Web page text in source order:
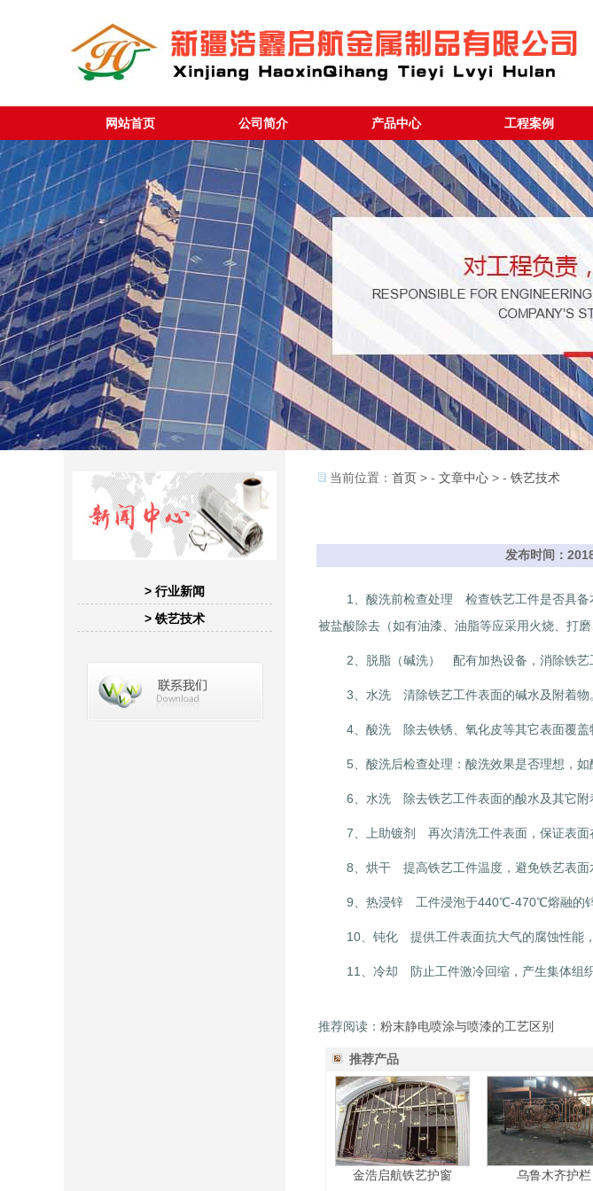
网站首页 公司简介 产品中心 工程案例
> 行业新闻
> 铁艺技术
当前位置： 首页 > - 文章中心 > - 铁艺技术
发布时间：
1、酸洗前检查处理 检查铁艺工件是否具备本
被盐酸除去（如有油漆、油脂等应采用火烧、打磨
2、脱脂（碱洗） 配有加热设备，消除铁艺工
3、水洗 清除铁艺工件表面的碱水及附着物
4、酸洗 除去铁锈、氧化皮等其它表面覆盖
5、酸洗后检查处理：酸洗效果是否理想，如
6、水洗 除去铁艺工件表面的酸水及其它附
7、上助镀剂 再次清洗工件表面，保证表面在
8、烘干 提高铁艺工件温度，避免铁艺表面水
9、热浸锌 工件浸泡于440℃-470℃熔融的锌液
10、钝化 提供工件表面抗大气的腐蚀性能，
11、冷却 防止工件激冷回缩，产生集体组织
推荐阅读： 粉末静电喷涂与喷漆的工艺区别
推荐产品
金浩启航铁艺护窗 乌鲁木齐护栏